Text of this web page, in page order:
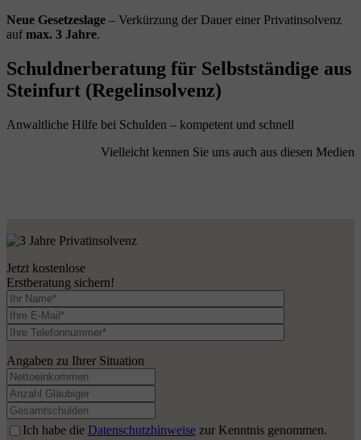
Neue Gesetzeslage – Verkürzung der Dauer einer Privatinsolvenz
aufmax. 3 Jahre.
Schuldnerberatung für Selbstständige aus
Steinfurt (Regelinsolvenz)
Anwaltliche Hilfe bei Schulden – kompetent und schnell
Vielleicht kennen Sie uns auch aus diesen Medien
Jetzt kostenlose
Erstberatung sichern!
Angaben zu Ihrer Situation
Ich habe die Datenschutzhinweise zur Kenntnis genommen.